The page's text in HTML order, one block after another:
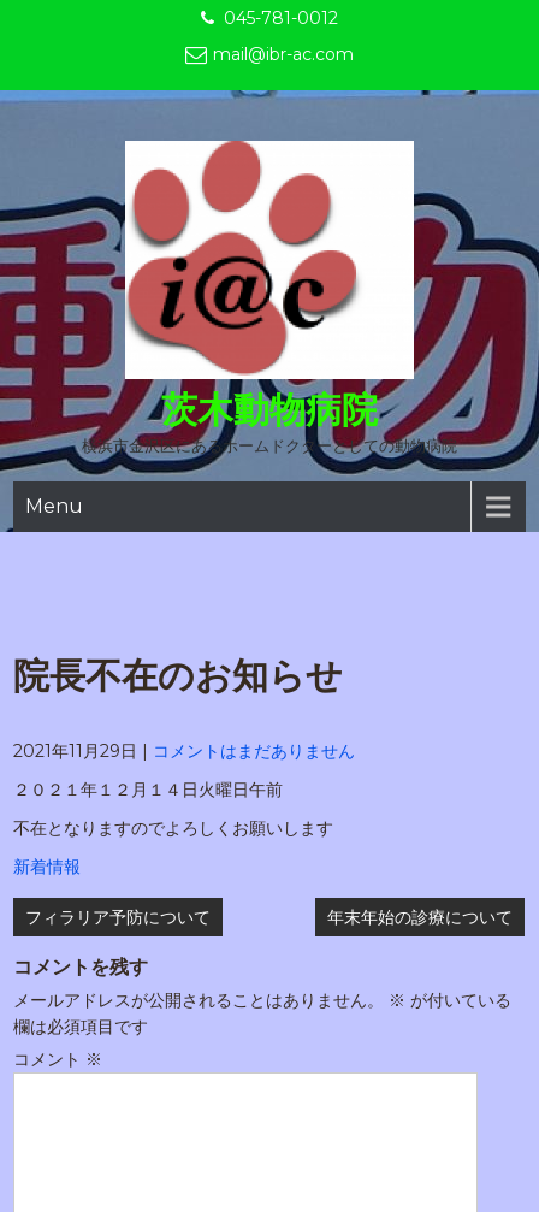
045-781-0012
mail@ibr-ac.com
茨木動物病院
横浜市金沢区にあるホームドクターとしての動物病院
Menu
院長不在のお知らせ
2021年11月29日 | コメントはまだありません
２０２１年１２月１４日火曜日午前
不在となりますのでよろしくお願いします
新着情報
投
稿
ナ
ビ
ゲ
ー
フィラリア予防について 年末年始の診療について
コメントを残す
メールアドレスが公開されることはありません。 ※ が付いている
欄は必須項目です
コメント ※